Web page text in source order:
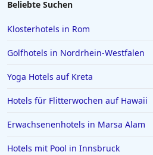
Beliebte Suchen
Klosterhotels in Rom
Golfhotels in Nordrhein-Westfalen
Yoga Hotels auf Kreta
Hotels für Flitterwochen auf Hawaii
Erwachsenenhotels in Marsa Alam
Hotels mit Pool in Innsbruck